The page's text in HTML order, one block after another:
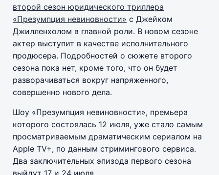
второй сезон юридического триллера
«Презумпция невиновности» с Джейком
Джилленхолом в главной роли. В новом сезоне
актер выступит в качестве исполнительного
продюсера. Подробностей о сюжете второго
сезона пока нет, кроме того, что он будет
разворачиваться вокруг напряженного,
совершенно нового дела.
Шоу «Презумпция невиновности», премьера
которого состоялась 12 июля, уже стало самым
просматриваемым драматическим сериалом на
Apple TV+, по данным стримингового сервиса.
Два заключительных эпизода первого сезона
выйдут 17 и 24 июля.